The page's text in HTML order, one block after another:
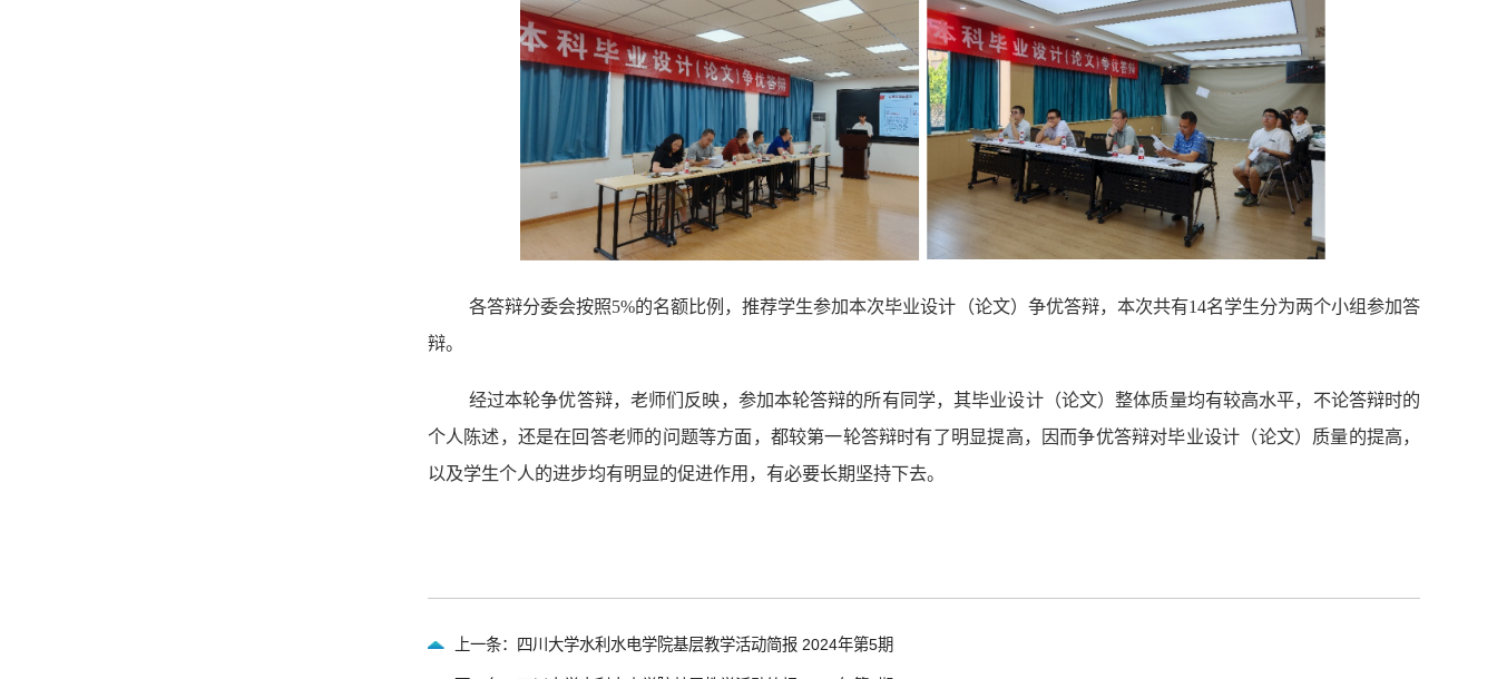
各答辩分委会按照5%的名额比例，推荐学生参加本次毕业设计（论文）争优答辩，本次共有14名学生分为两个小组参加答
辩。
经过本轮争优答辩，老师们反映，参加本轮答辩的所有同学，其毕业设计（论文）整体质量均有较高水平，不论答辩时的
个人陈述，还是在回答老师的问题等方面，都较第一轮答辩时有了明显提高，因而争优答辩对毕业设计（论文）质量的提高，
以及学生个人的进步均有明显的促进作用，有必要长期坚持下去。
上一条：四川大学水利水电学院基层教学活动简报 2024年第5期